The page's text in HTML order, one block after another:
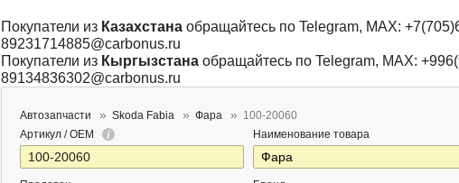
Покупатели из Казахстана обращайтесь по Telegram, MAX:
89231714885@carbonus.ru
Покупатели из Кыргызстана обращайтесь по Telegram, MAX:
89134836302@carbonus.ru
Автозапчасти Skoda Fabia Фара
100-20060
Артикул / OEM
Наименование товара